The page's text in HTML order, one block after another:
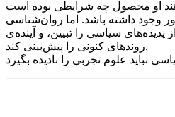
وجود داشته باشد. اما روان‌شناسی
سیاسی را تبیین، و آینده‌ی
روندهای کنونی را پیش‌بینی کند.